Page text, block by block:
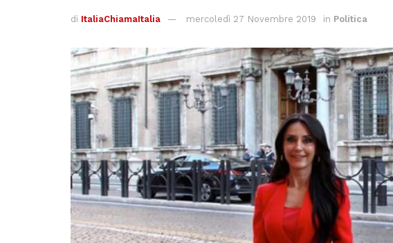
di ItaliaChiamaItalia mercoledì 27 Novembre 2019 in Politica